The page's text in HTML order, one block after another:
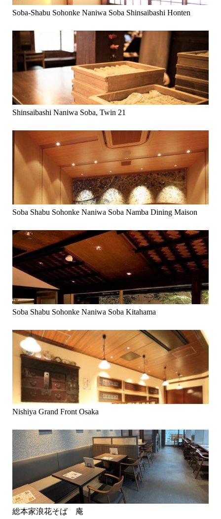
Soba-Shabu Sohonke Naniwa Soba Shinsaibashi Honten
Shinsaibashi Naniwa Soba, Twin 21
Soba Shabu Sohonke Naniwa Soba Namba Dining Maison
Soba Shabu Sohonke Naniwa Soba Kitahama
Nishiya Grand Front Osaka
総本家浪花そば 庵